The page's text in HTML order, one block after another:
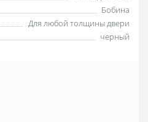
Бобина
Для любой толщины двери
черный